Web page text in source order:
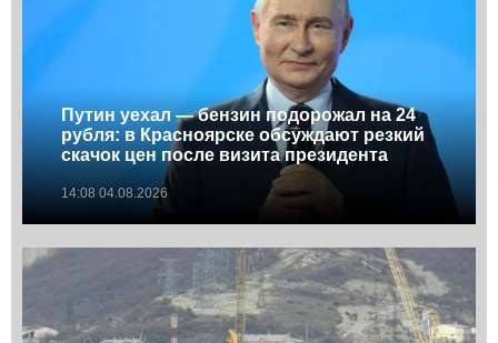
Путин уехал — бензин подорожал на 24
рубля: в Красноярске обсуждают резкий
скачок цен после визита президента
14:08 04.08.2026